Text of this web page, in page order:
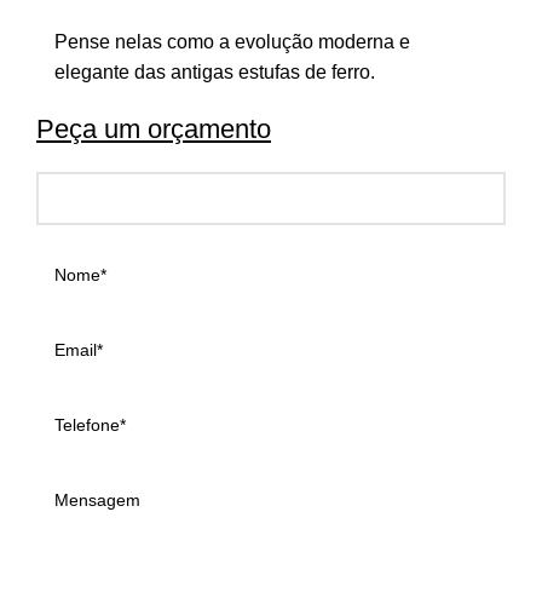
Pense nelas como a evolução moderna e
elegante das antigas estufas de ferro.
Peça um orçamento